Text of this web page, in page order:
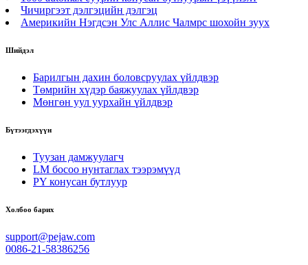
Чичиргээт дэлгэцийн дэлгэц
Америкийн Нэгдсэн Улс Аллис Чалмрс шохойн зуух
Шийдэл
Барилгын дахин боловсруулах үйлдвэр
Төмрийн хүдэр баяжуулах үйлдвэр
Мөнгөн уул уурхайн үйлдвэр
Бүтээгдэхүүн
Туузан дамжуулагч
LM босоо нунтаглах тээрэмүүд
PY конусан бутлуур
Холбоо барих
support@pejaw.com
0086-21-58386256